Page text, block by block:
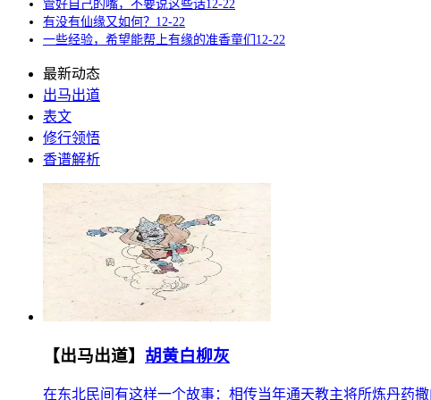
管好自己的嘴，不要说这些话12-22
有没有仙缘又如何？ 12-22
一些经验，希望能帮上有缘的准香童们 12-22
最新动态
出马出道
表文
修行领悟
香谱解析
【出马出道】 胡黄白柳灰
在东北民间有这样一个故事：相传当年通天教主将所炼丹药